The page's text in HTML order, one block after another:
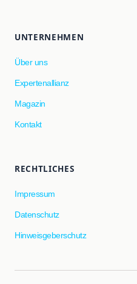
UNTERNEHMEN
Über uns
Expertenallianz
Magazin
Kontakt
RECHTLICHES
Impressum
Datenschutz
Hinweisgeberschutz